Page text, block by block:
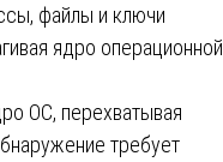
файлы и ключи
ядро операционной
ОС, перехватывая
требует